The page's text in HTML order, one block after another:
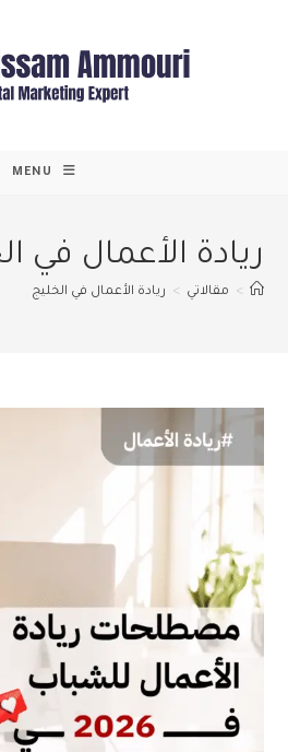
MENU
ريادة الأعمال في
> مقالاتي > ريادة الأعمال في الخليج